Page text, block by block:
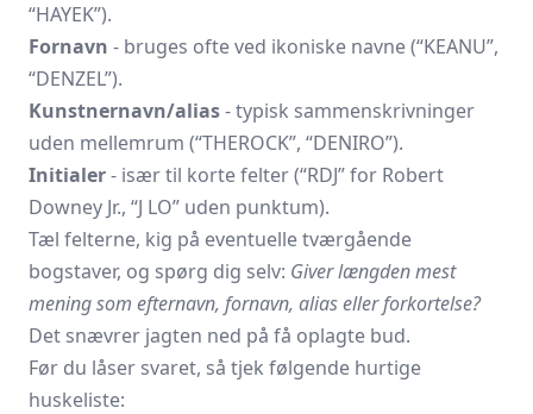
“HAYEK”).
Fornavn - bruges ofte ved ikoniske navne (“KEANU”,
“DENZEL”).
Kunstnernavn/alias- typisk sammenskrivninger
uden mellemrum (“THEROCK”, “DENIRO”).
Initialer- især til korte felter (“RDJ” for Robert
Downey Jr., “J LO” uden punktum).
Tæl felterne, kig på eventuelle tværgående
bogstaver, og spørg dig selv: Giver længden mest
mening som efternavn, fornavn, alias eller forkortelse?
Det snævrer jagten ned på få oplagte bud.
Før du låser svaret, så tjek følgende hurtige
huskeliste: